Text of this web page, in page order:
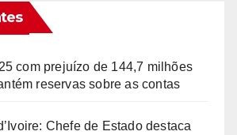
com prejuízo de 144,7 milhões
reservas sobre as contas
Chefe de Estado destaca